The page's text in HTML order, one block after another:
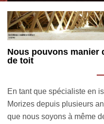
Vos avantages à
combles toiture MM
MM Rénovation toiture 33
combles toiture à Morizes
nombreuses années. Nous